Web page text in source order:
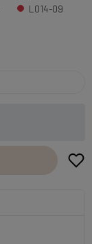
L014-09